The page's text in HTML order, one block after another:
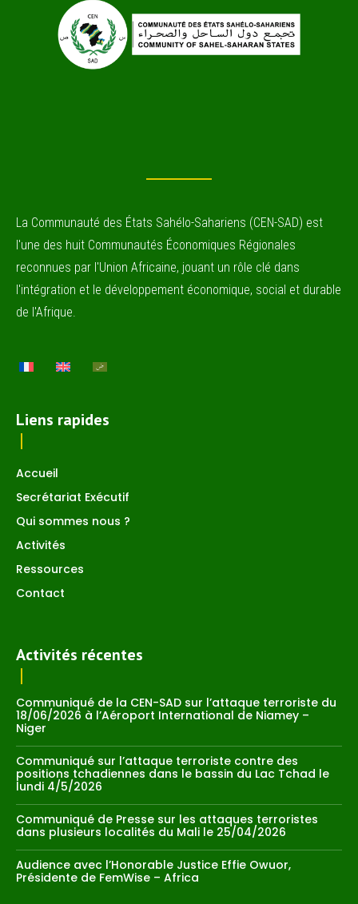
La Communauté des États Sahélo-Sahariens (CEN-SAD) est
l'une des huit Communautés Économiques Régionales
reconnues par l'Union Africaine, jouant un rôle clé dans
l'intégration et le développement économique, social et durable
de l'Afrique.
Liens rapides
Accueil
Secrétariat Exécutif
Qui sommes nous ?
Activités
Ressources
Contact
Activités récentes
Communiqué de la CEN-SAD sur l’attaque terroriste du
18/06/2026 à l’Aéroport International de Niamey –
Niger
Communiqué sur l’attaque terroriste contre des
positions tchadiennes dans le bassin du Lac Tchad le
lundi 4/5/2026
Communiqué de Presse sur les attaques terroristes
dans plusieurs localités du Mali le 25/04/2026
Audience avec l’Honorable Justice Effie Owuor,
Présidente de FemWise – Africa